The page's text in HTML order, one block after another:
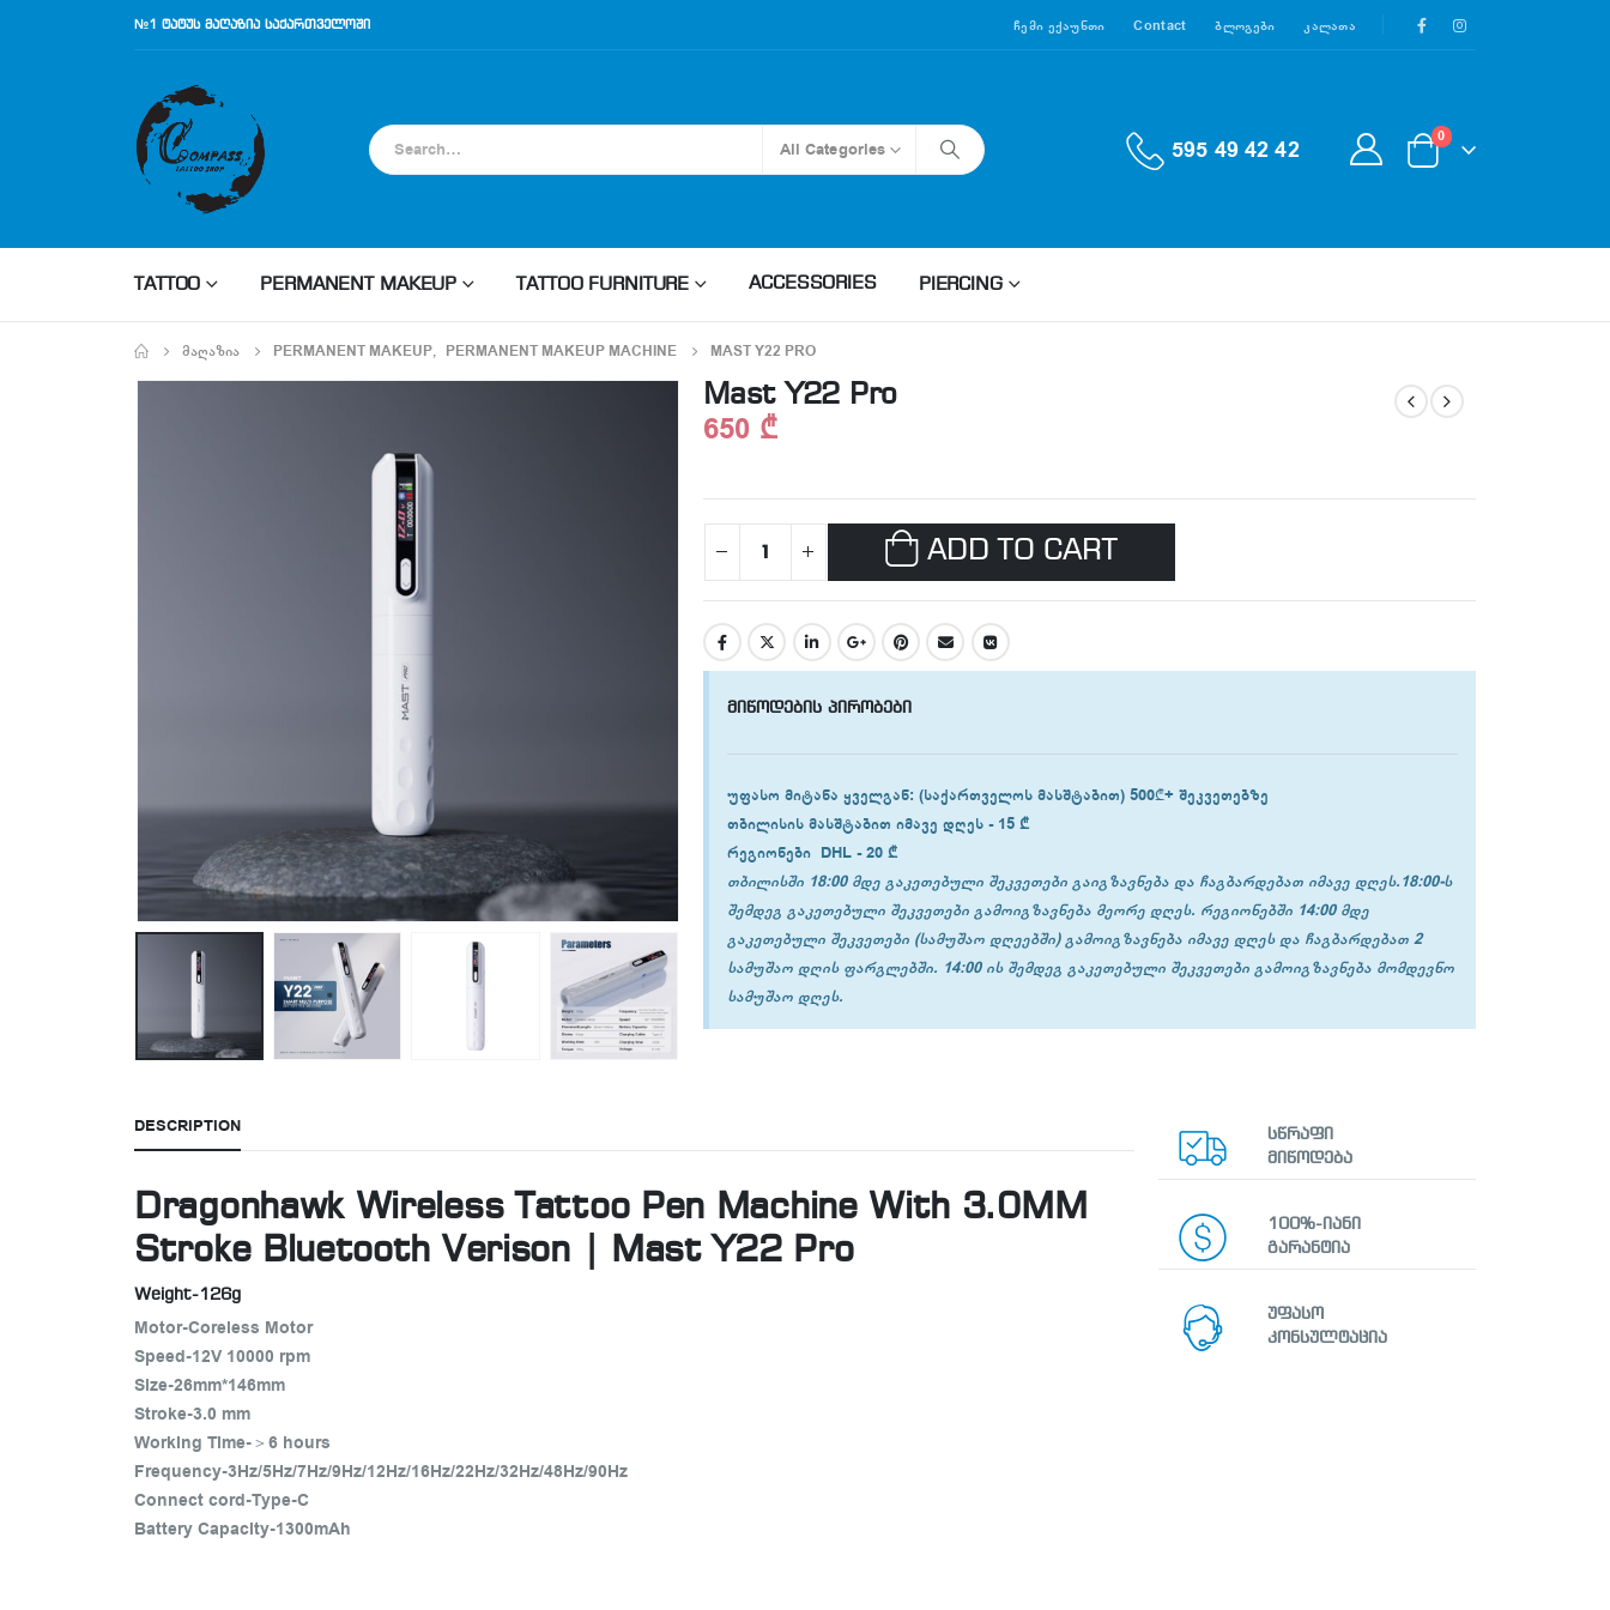
№1 ტატუს მაღაზია საქართველოში Ჩემი Ექაუნთი Contact Ბლოგები Კალათა
All Categories 595 49 42 42 0
TATTOO PERMANENT MAKEUP TATTOO FURNITURE ACCESSORIES PIERCING
ᲛᲐᲦᲐᲖᲘᲐ PERMANENT MAKEUP, PERMANENT MAKEUP MACHINE MAST Y22 PRO
Mast Y22 Pro
650 ₾
ADD TO CART
მიწოდების პირობები
უფასო მიტანა ყველგან: (საქართველოს მასშტაბით) 500₾+ შეკვეთებზე
თბილისისმასშტაბით იმავე დღეს -15 ₾
რეგიონებიDHL -20 ₾
თბილისში 18:00 მდე გაკეთებული შეკვეთები გაიგზავნება და ჩაგბარდებათ იმავე დღეს.18:00-ს
შემდეგ გაკეთებული შეკვეთები გამოიგზავნება მეორე დღეს. რეგიონებში 14:00 მდე
გაკეთებული შეკვეთები (სამუშაო დღეებში) გამოიგზავნება იმავე დღეს და ჩაგბარდებათ 2
სამუშაო დღის ფარგლებში. 14:00 ის შემდეგ გაკეთებული შეკვეთები გამოიგზავნება მომდევნო
სამუშაო დღეს.
DESCRIPTION
Dragonhawk Wireless Tattoo Pen Machine With 3.0MM
Stroke Bluetooth Verison | Mast Y22 Pro
Weight-126g
Motor-Coreless Motor
Speed-12V 10000 rpm
Size-26mm*146mm
Stroke-3.0 mm
Working Time-＞6 hours
Frequency-3Hz/5Hz/7Hz/9Hz/12Hz/16Hz/22Hz/32Hz/48Hz/90Hz
Connect cord-Type-C
Battery Capacity-1300mAh
სწრაფი
მიწოდება
100%-იანი
გარანტია
უფასო
კონსულტაცია